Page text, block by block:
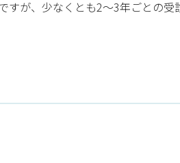
が、少なくとも2～3年ごとの受